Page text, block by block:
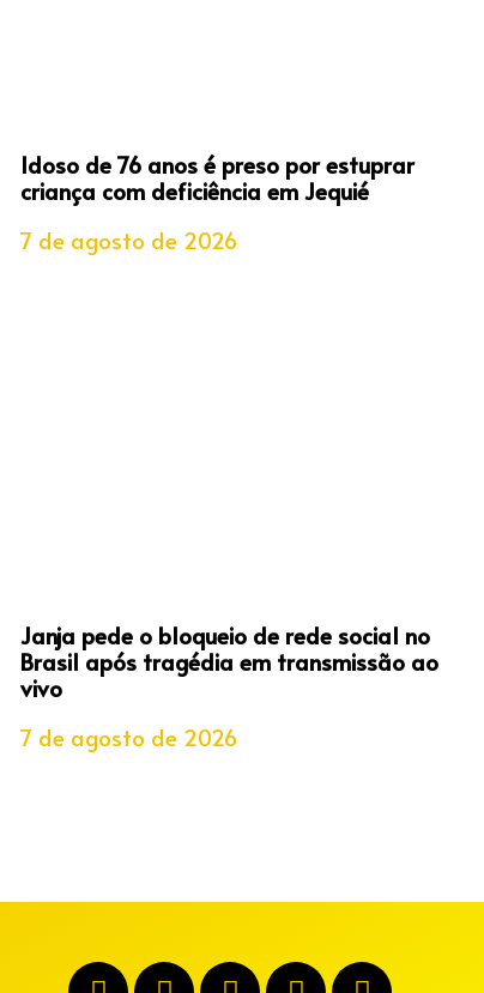
Idoso de 76 anos é preso por estuprar
criança com deficiência em Jequié
7 de agosto de 2026
Janja pede o bloqueio de rede social no
Brasil após tragédia em transmissão ao
vivo
7 de agosto de 2026